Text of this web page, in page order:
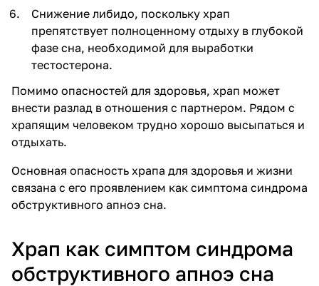
Снижение либидо, поскольку храп
препятствует полноценному отдыху в глубокой
фазе сна, необходимой для выработки
тестостерона.
Помимо опасностей для здоровья, храп может
внести разлад в отношения с партнером. Рядом с
храпящим человеком трудно хорошо высыпаться и
отдыхать.
Основная опасность храпа для здоровья и жизни
связана с его проявлением как симптома синдрома
обструктивного апноэ сна.
Храп как симптом синдрома
обструктивного апноэ сна